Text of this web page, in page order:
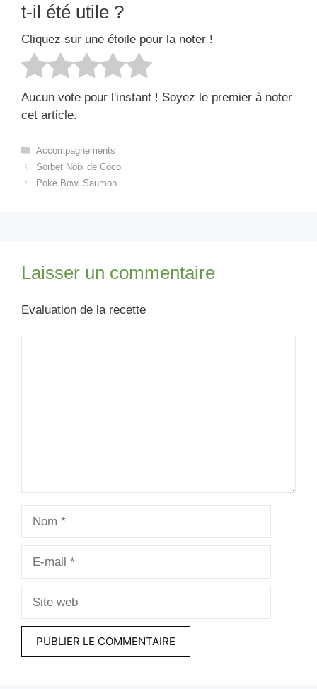
t-il été utile ?
Cliquez sur une étoile pour la noter !
Aucun vote pour l'instant ! Soyez le premier à noter
cet article.
Catégories
Accompagnements
Sorbet Noix de Coco
Poke Bowl Saumon
Laisser un commentaire
Evaluation de la recette